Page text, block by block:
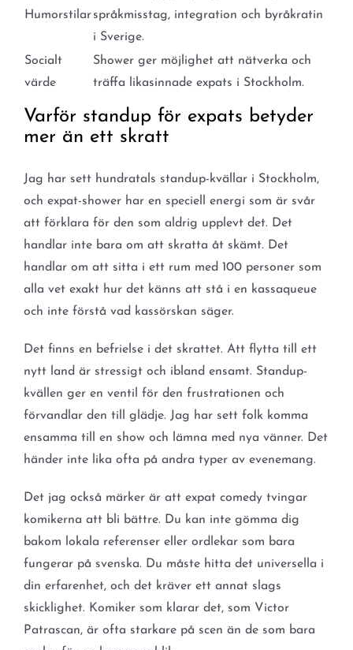
Humorstilarspråkmisstag, integration och byråkratin
i Sverige.
Socialt
värde
Shower ger möjlighet att nätverka och
träffa likasinnade expats i Stockholm.
Varför standup för expats betyder
mer än ett skratt
Jag har sett hundratals standup-kvällar i Stockholm,
och expat-shower har en speciell energi som är svår
att förklara för den som aldrig upplevt det. Det
handlar inte bara om att skratta åt skämt. Det
handlar om att sitta i ett rum med 100 personer som
alla vet exakt hur det känns att stå i en kassaqueue
och inte förstå vad kassörskan säger.
Det finns en befrielse i det skrattet. Att flytta till ett
nytt land är stressigt och ibland ensamt. Standup-
kvällen ger en ventil för den frustrationen och
förvandlar den till glädje. Jag har sett folk komma
ensamma till en show och lämna med nya vänner. Det
händer inte lika ofta på andra typer av evenemang.
Det jag också märker är att expat comedy tvingar
komikerna att bli bättre. Du kan inte gömma dig
bakom lokala referenser eller ordlekar som bara
fungerar på svenska. Du måste hitta det universella i
din erfarenhet, och det kräver ett annat slags
skicklighet. Komiker som klarar det, som Victor
Patrascan, är ofta starkare på scen än de som bara